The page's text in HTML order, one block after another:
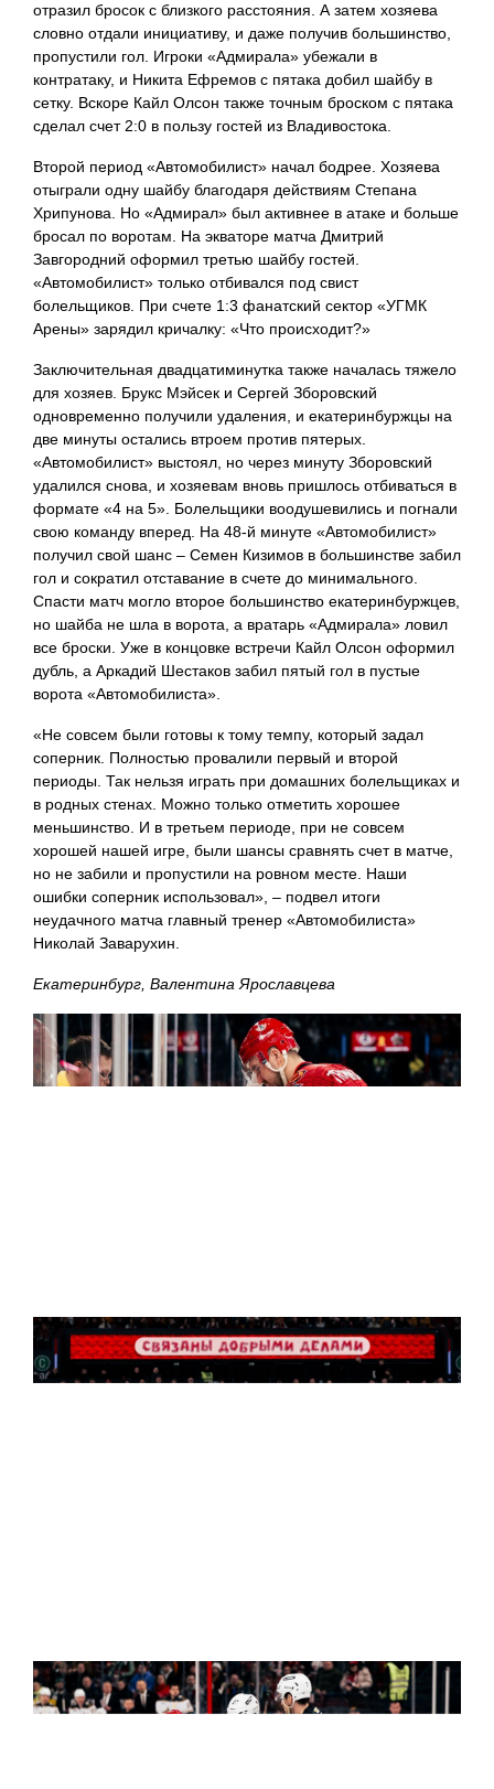
отразил бросок с близкого расстояния. А затем хозяева
словно отдали инициативу, и даже получив большинство,
пропустили гол. Игроки «Адмирала» убежали в
контратаку, и Никита Ефремов с пятака добил шайбу в
сетку. Вскоре Кайл Олсон также точным броском с пятака
сделал счет 2:0 в пользу гостей из Владивостока.
Второй период «Автомобилист» начал бодрее. Хозяева
отыграли одну шайбу благодаря действиям Степана
Хрипунова. Но «Адмирал» был активнее в атаке и больше
бросал по воротам. На экваторе матча Дмитрий
Завгородний оформил третью шайбу гостей.
«Автомобилист» только отбивался под свист
болельщиков. При счете 1:3 фанатский сектор «УГМК
Арены» зарядил кричалку: «Что происходит?»
Заключительная двадцатиминутка также началась тяжело
для хозяев. Брукс Мэйсек и Сергей Зборовский
одновременно получили удаления, и екатеринбуржцы на
две минуты остались втроем против пятерых.
«Автомобилист» выстоял, но через минуту Зборовский
удалился снова, и хозяевам вновь пришлось отбиваться в
формате «4 на 5». Болельщики воодушевились и погнали
свою команду вперед. На 48-й минуте «Автомобилист»
получил свой шанс – Семен Кизимов в большинстве забил
гол и сократил отставание в счете до минимального.
Спасти матч могло второе большинство екатеринбуржцев,
но шайба не шла в ворота, а вратарь «Адмирала» ловил
все броски. Уже в концовке встречи Кайл Олсон оформил
дубль, а Аркадий Шестаков забил пятый гол в пустые
ворота «Автомобилиста».
«Не совсем были готовы к тому темпу, который задал
соперник. Полностью провалили первый и второй
периоды. Так нельзя играть при домашних болельщиках и
в родных стенах. Можно только отметить хорошее
меньшинство. И в третьем периоде, при не совсем
хорошей нашей игре, были шансы сравнять счет в матче,
но не забили и пропустили на ровном месте. Наши
ошибки соперник использовал», – подвел итоги
неудачного матча главный тренер «Автомобилиста»
Николай Заварухин.
Екатеринбург, Валентина Ярославцева